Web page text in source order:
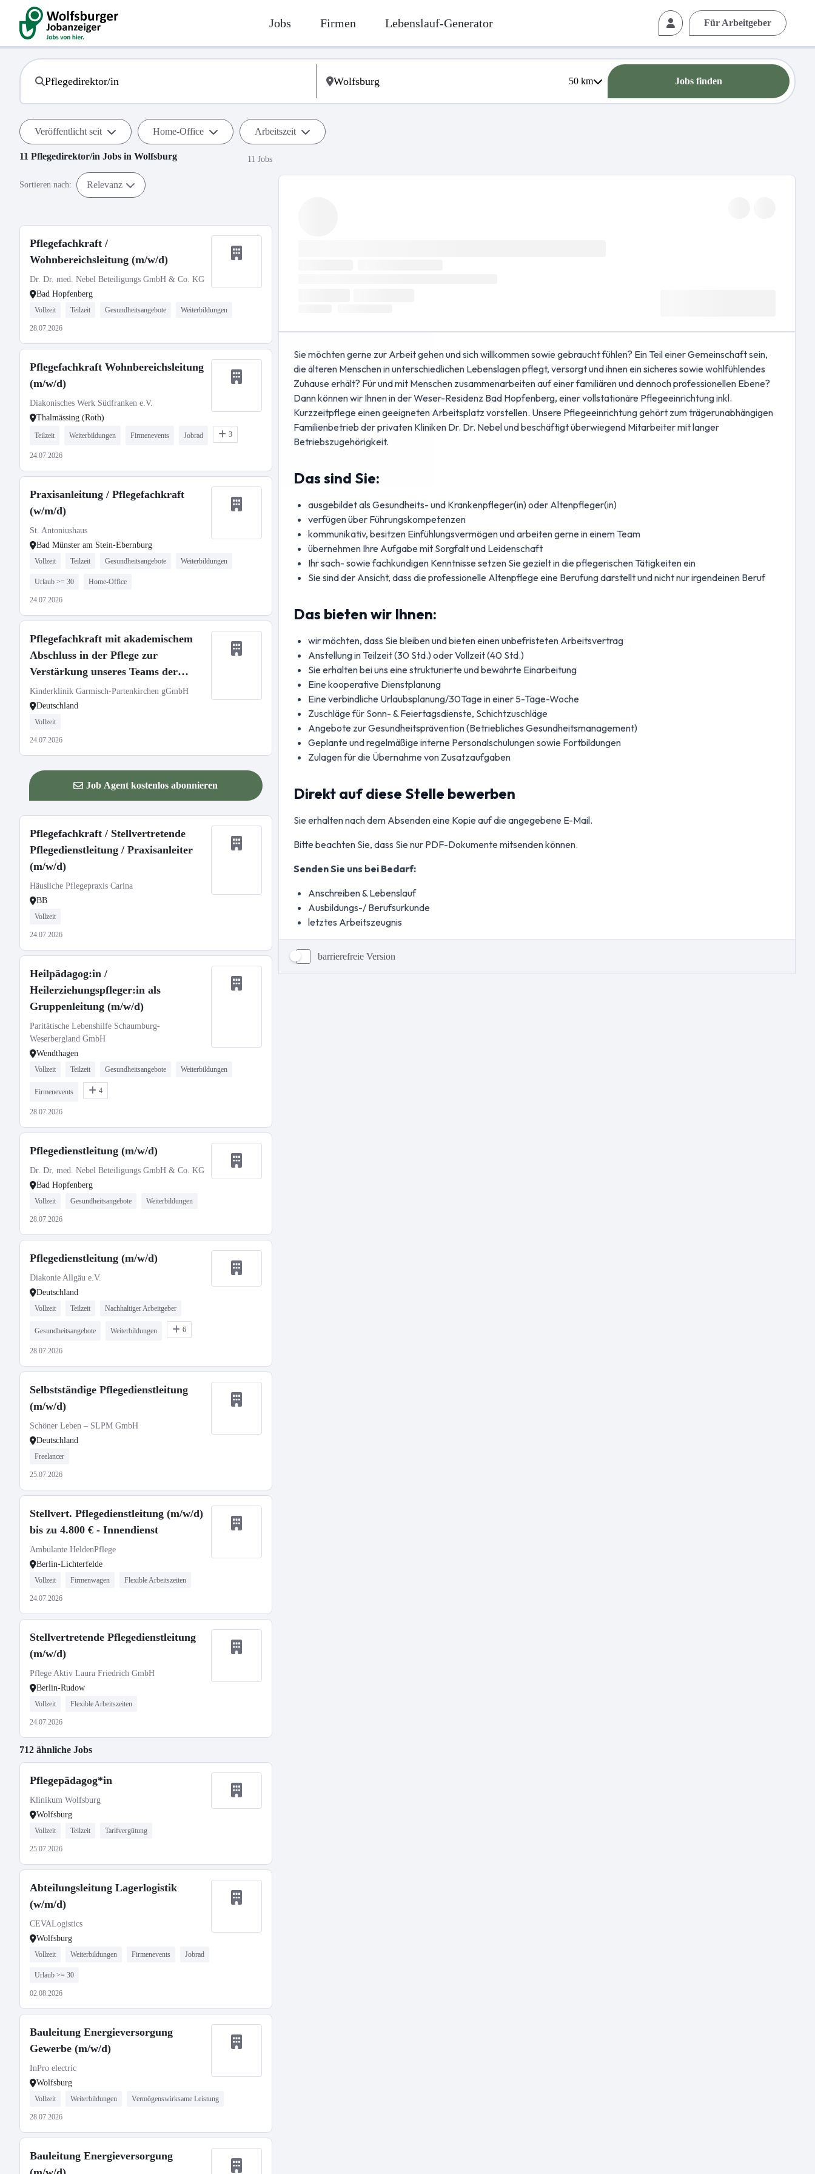
Jobs Firmen Lebenslauf-Generator Für Arbeitgeber
50km Jobs finden
Veröffentlicht seit Home-Office Arbeitszeit
11 Pflegedirektor/in Jobs in Wolfsburg 11 Jobs
Sortieren nach: Relevanz
Pflegefachkraft /
Wohnbereichsleitung (m/w/d)
Dr. Dr. med. Nebel Beteiligungs GmbH & Co. KG
Bad Hopfenberg
Vollzeit Teilzeit Gesundheitsangebote Weiterbildungen
28.07.2026
Pflegefachkraft Wohnbereichsleitung
(m/w/d)
Diakonisches Werk Südfranken e.V.
Thalmässing (Roth)
Teilzeit Weiterbildungen Firmenevents Jobrad 3
24.07.2026
Praxisanleitung / Pflegefachkraft
(w/m/d)
St. Antoniushaus
Bad Münster am Stein-Ebernburg
Vollzeit Teilzeit Gesundheitsangebote Weiterbildungen
Urlaub >= 30 Home-Office
24.07.2026
Pflegefachkraft mit akademischem
Abschluss in der Pflege zur
Verstärkung unseres Teams der
Zentralen Praxisanleitung (m/w/d)
Kinderklinik Garmisch-Partenkirchen gGmbH
Deutschland
Vollzeit
24.07.2026
Job Agent kostenlos abonnieren
Pflegefachkraft / Stellvertretende
Pflegedienstleitung / Praxisanleiter
(m/w/d)
Häusliche Pflegepraxis Carina
BB
Vollzeit
24.07.2026
Heilpädagog:in /
Heilerziehungspfleger:in als
Gruppenleitung (m/w/d)
Paritätische Lebenshilfe Schaumburg-
Weserbergland GmbH
Wendthagen
Vollzeit Teilzeit Gesundheitsangebote Weiterbildungen
Firmenevents 4
28.07.2026
Pflegedienstleitung (m/w/d)
Dr. Dr. med. Nebel Beteiligungs GmbH & Co. KG
Bad Hopfenberg
Vollzeit Gesundheitsangebote Weiterbildungen
28.07.2026
Pflegedienstleitung (m/w/d)
Diakonie Allgäu e.V.
Deutschland
Vollzeit Teilzeit Nachhaltiger Arbeitgeber
Gesundheitsangebote Weiterbildungen 6
28.07.2026
Selbstständige Pflegedienstleitung
(m/w/d)
Schöner Leben – SLPM GmbH
Deutschland
Freelancer
25.07.2026
Stellvert. Pflegedienstleitung (m/w/d)
bis zu 4.800 € - Innendienst
Ambulante HeldenPflege
Berlin-Lichterfelde
Vollzeit Firmenwagen Flexible Arbeitszeiten
24.07.2026
Stellvertretende Pflegedienstleitung
(m/w/d)
Pflege Aktiv Laura Friedrich GmbH
Berlin-Rudow
Vollzeit Flexible Arbeitszeiten
24.07.2026
712 ähnliche Jobs
Pflegepädagog*in
Klinikum Wolfsburg
Wolfsburg
Vollzeit Teilzeit Tarifvergütung
25.07.2026
Abteilungsleitung Lagerlogistik
(w/m/d)
CEVALogistics
Wolfsburg
Vollzeit Weiterbildungen Firmenevents Jobrad
Urlaub >= 30
02.08.2026
Bauleitung Energieversorgung
Gewerbe (m/w/d)
InPro electric
Wolfsburg
Vollzeit Weiterbildungen Vermögenswirksame Leistung
28.07.2026
Bauleitung Energieversorgung
barrierefreie Version